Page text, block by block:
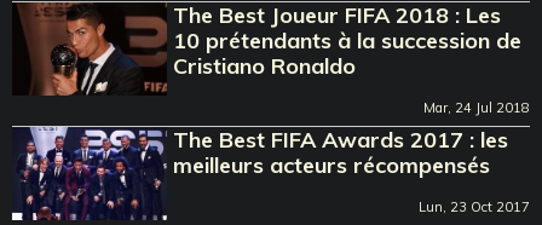
The Best Joueur FIFA 2018 : Les
10 prétendants à la succession de
Cristiano Ronaldo
Mar, 24 Jul 2018
The Best FIFA Awards 2017 : les
meilleurs acteurs récompensés
Lun, 23 Oct 2017